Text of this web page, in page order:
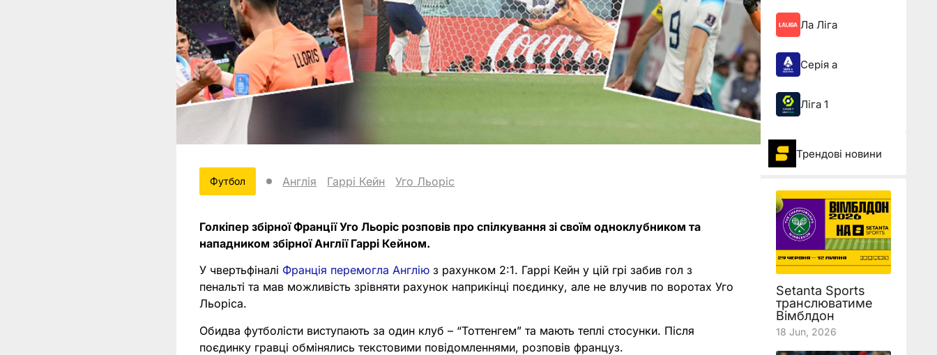
Футбол Англія Гаррі Кейн Уго Льоріс
Голкіпер збірної Франції Уго Льоріс розповів про спілкування зі своїм одноклубником та
нападником збірної Англії Гаррі Кейном.
У чвертьфіналі Франція перемогла Англію з рахунком 2:1. Гаррі Кейн у цій грі забив гол з
пенальті та мав можливість зрівняти рахунок наприкінці поєдинку, але не влучив по воротах Уго
Льоріса.
Обидва футболісти виступають за один клуб – “Тоттенгем” та мають теплі стосунки. Після
поєдинку гравці обмінялись текстовими повідомленнями, розповів француз.
Ла Ліга
Серія а
Ліга 1
Трендові новини
Setanta Sports
транслюватиме
Вімблдон
18 Jun, 2026